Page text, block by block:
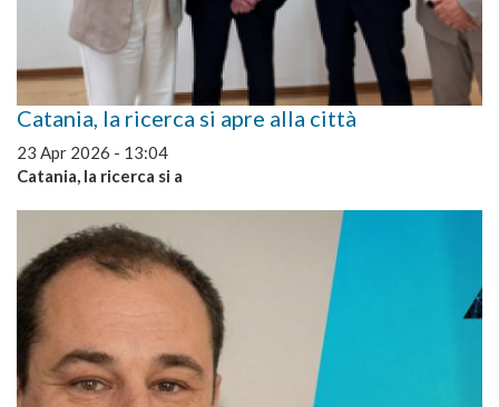
Catania, la ricerca si apre alla città
23 Apr 2026 - 13:04
Catania, la ricerca si a